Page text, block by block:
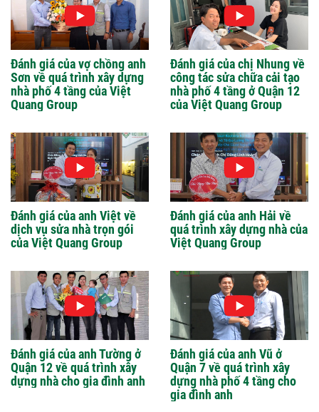
Đánh giá của vợ chồng anh
Sơn về quá trình xây dựng
nhà phố 4 tầng của Việt
Quang Group
Đánh giá của chị Nhung về
công tác sửa chữa cải tạo
nhà phố 4 tầng ở Quận 12
của Việt Quang Group
Đánh giá của anh Việt về
dịch vụ sửa nhà trọn gói
của Việt Quang Group
Đánh giá của anh Hải về
quá trình xây dựng nhà của
Việt Quang Group
Đánh giá của anh Tường ở
Quận 12 về quá trình xây
dựng nhà cho gia đình anh
Đánh giá của anh Vũ ở
Quận 7 về quá trình xây
dựng nhà phố 4 tầng cho
gia đình anh